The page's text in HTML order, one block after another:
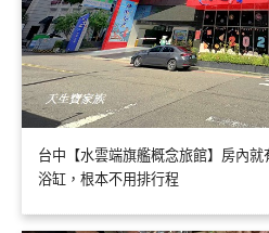
台中【水雲端旗艦概念旅館】房內就
浴缸，根本不用排行程